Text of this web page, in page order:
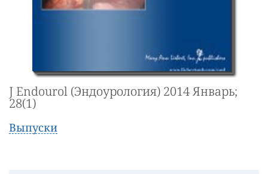
J Endourol (Эндоурология) 2014 Январь;
28(1)
Выпуски